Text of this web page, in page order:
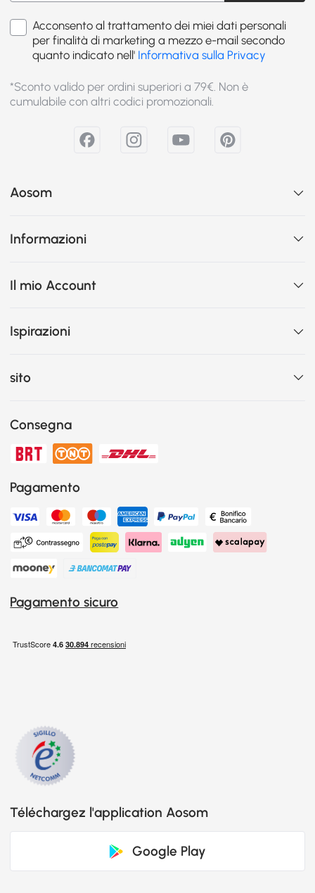
Acconsento al trattamento dei miei dati personali
per finalità di marketing a mezzo e-mail secondo
quanto indicato nell' Informativa sulla Privacy
*Sconto valido per ordini superiori a 79€. Non è
cumulabile con altri codici promozionali.
Aosom
Informazioni
Il mio Account
Ispirazioni
sito
Consegna
Pagamento
Pagamento sicuro
Téléchargez l'application Aosom
Google Play